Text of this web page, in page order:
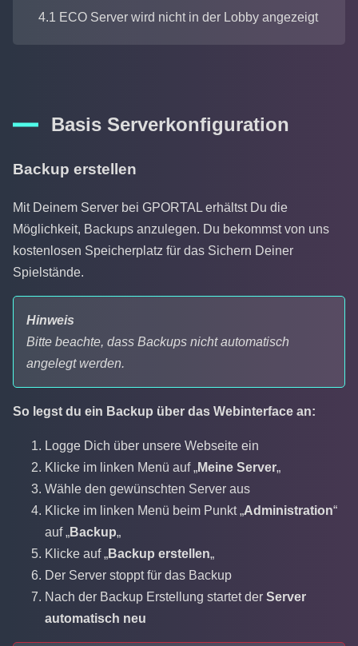
4.1 ECO Server wird nicht in der Lobby angezeigt
Basis Serverkonfiguration
Backup erstellen
Mit Deinem Server bei GPORTAL erhältst Du die
Möglichkeit, Backups anzulegen. Du bekommst von uns
kostenlosen Speicherplatz für das Sichern Deiner
Spielstände.
Hinweis
Bitte beachte, dass Backups nicht automatisch
angelegt werden.
So legst du ein Backup über das Webinterface an:
Logge Dich über unsere Webseite ein
Klicke im linken Menü auf „Meine Server„
Wähle den gewünschten Server aus
Klicke im linken Menü beim Punkt „Administration“
auf „Backup„
Klicke auf „Backup erstellen„
Der Server stoppt für das Backup
Nach der Backup Erstellung startet der Server
automatisch neu